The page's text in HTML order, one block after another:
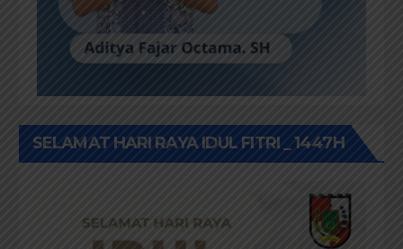
SELAMAT HARI RAYA IDUL FITRI _ 1447H